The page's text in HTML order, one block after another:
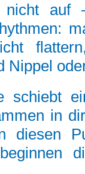
auf
Nippel
schiebt
in
diesen